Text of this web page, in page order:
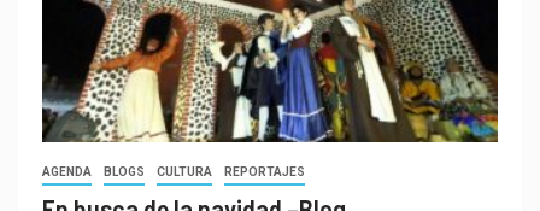
AGENDA BLOGS CULTURA REPORTAJES